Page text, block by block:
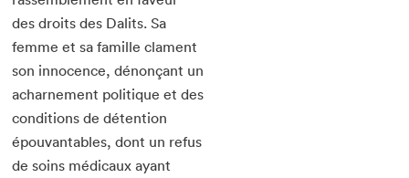
des droits des Dalits. Sa
femme et sa famille clament
son innocence, dénonçant un
acharnement politique et des
conditions de détention
épouvantables, dont un refus
de soins médicaux ayant